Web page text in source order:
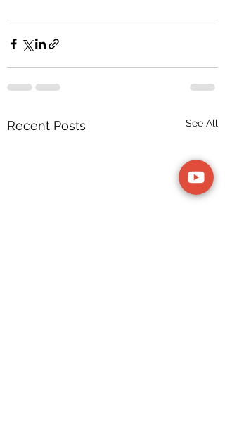
Recent Posts See All